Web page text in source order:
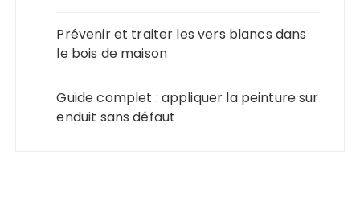
Prévenir et traiter les vers blancs dans
le bois de maison
Guide complet : appliquer la peinture sur
enduit sans défaut